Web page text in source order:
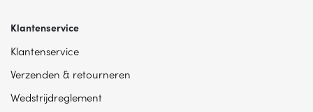
Klantenservice
Klantenservice
Verzenden & retourneren
Wedstrijdreglement